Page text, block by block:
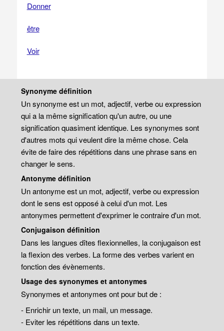
Donner
être
Voir
Synonyme définition
Un synonyme est un mot, adjectif, verbe ou expression
qui a la même signification qu'un autre, ou une
signification quasiment identique. Les synonymes sont
d'autres mots qui veulent dire la même chose. Cela
évite de faire des répétitions dans une phrase sans en
changer le sens.
Antonyme définition
Un antonyme est un mot, adjectif, verbe ou expression
dont le sens est opposé à celui d'un mot. Les
antonymes permettent d'exprimer le contraire d'un mot.
Conjugaison définition
Dans les langues dîtes flexionnelles, la conjugaison est
la flexion des verbes. La forme des verbes varient en
fonction des évènements.
Usage des synonymes et antonymes
Synonymes et antonymes ont pour but de :
- Enrichir un texte, un mail, un message.
- Eviter les répétitions dans un texte.